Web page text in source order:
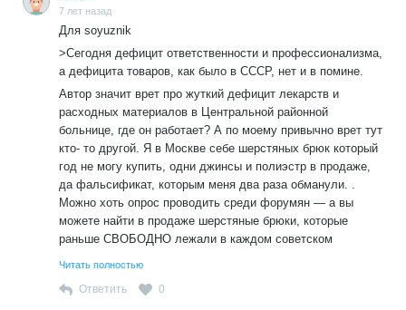
7 лет назад
Для soyuznik
>Сегодня дефицит ответственности и профессионализма,
а дефицита товаров, как было в СССР, нет и в помине.
Автор значит врет про жуткий дефицит лекарств и
расходных материалов в Центральной районной
больнице, где он работает? А по моему привычно врет тут
кто- то другой. Я в Москве себе шерстяных брюк который
год не могу купить, одни джинсы и полиэстр в продаже,
да фальсификат, которым меня два раза обманули. .
Можно хоть опрос проводить среди форумян — а вы
можете найти в продаже шерстяные брюки, которые
раньше СВОБОДНО лежали в каждом советском
Читать полностью
Ответить 0